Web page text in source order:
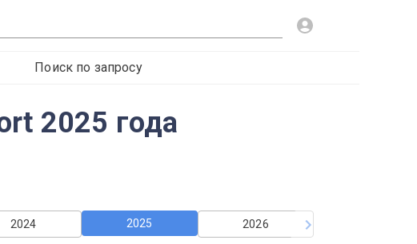
Поиск по запросу
2025 года
2026
2025
2024